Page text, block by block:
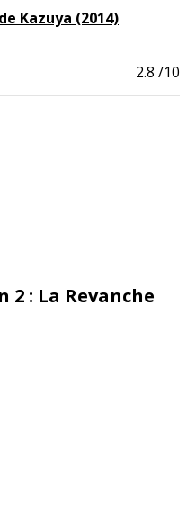
Kazuya (2014)
2.8 /10
2 : La Revanche